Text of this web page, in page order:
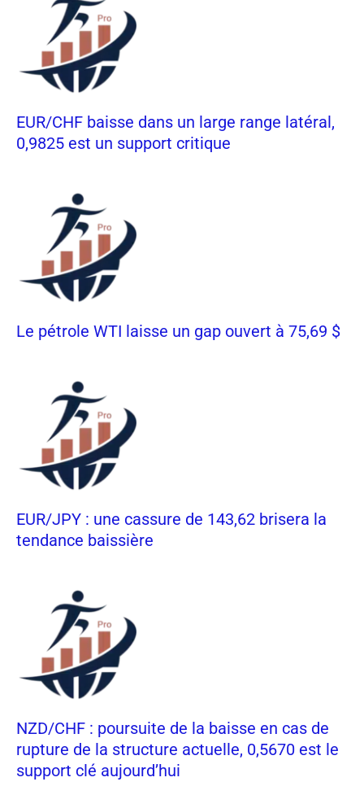
EUR/CHF baisse dans un large range latéral,
0,9825 est un support critique
Le pétrole WTI laisse un gap ouvert à 75,69 $
EUR/JPY : une cassure de 143,62 brisera la
tendance baissière
NZD/CHF : poursuite de la baisse en cas de
rupture de la structure actuelle, 0,5670 est le
support clé aujourd’hui